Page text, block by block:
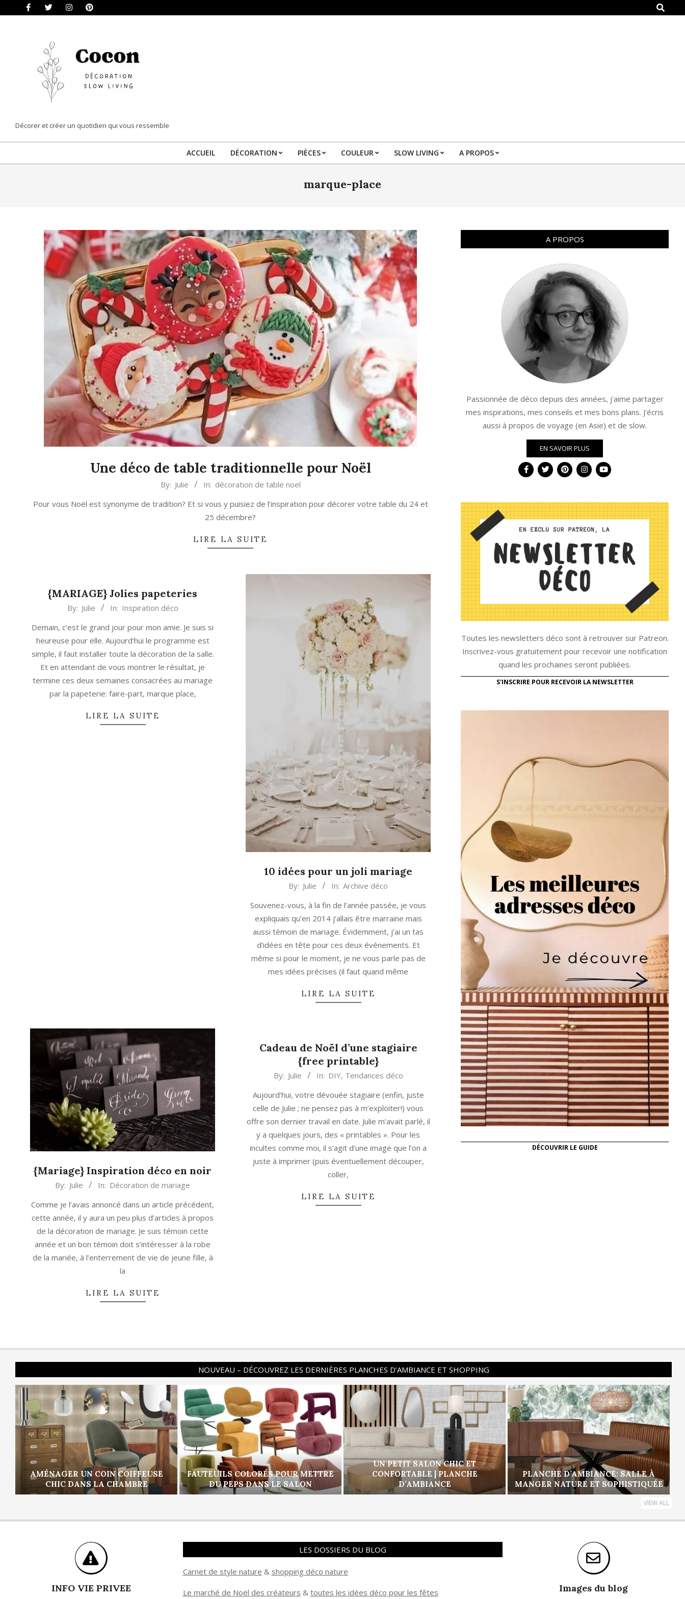
Search
COCON
|
DÉCORATION
Décorer et créer un quotidien qui vous ressemble
Primary
Menu
ACCUEIL DÉCORATION PIÈCES COULEUR SLOW LIVING A PROPOS
marque-place
Une déco de table traditionnelle pour Noël
26
By: Julie In: décoration de table noel
Pour vous Noël est synonyme de tradition? Et si vous y puisiez de l’inspiration pour décorer votre table du 24 et
25 décembre?
LIRE LA SUITE
{MARIAGE} Jolies papeteries
06
By: Julie In: Inspiration déco
Demain, c’est le grand jour pour mon amie. Je suis si
heureuse pour elle. Aujourd’hui le programme est
simple, il faut installer toute la décoration de la salle.
Et en attendant de vous montrer le résultat, je
termine ces deux semaines consacrées au mariage
par la papeterie: faire-part, marque place,
LIRE LA SUITE
10 idées pour un joli mariage
04
By: Julie In: Archive déco
Souvenez-vous, à la fin de l’année passée, je vous
expliquais qu’en 2014 j’allais être marraine mais
aussi témoin de mariage. Évidemment, j’ai un tas
d’idées en tête pour ces deux événements. Et
même si pour le moment, je ne vous parle pas de
mes idées précises (il faut quand même
LIRE LA SUITE
{Mariage} Inspiration déco en noir
10
By: Julie In: Décoration de mariage
Comme je l’avais annoncé dans un article précédent,
cette année, il y aura un peu plus d’articles à propos
de la décoration de mariage. Je suis témoin cette
année et un bon témoin doit s’intéresser à la robe
de la mariée, à l’enterrement de vie de jeune fille, à
la
LIRE LA SUITE
Cadeau de Noël d’une stagiaire
{free printable}
07
By: Julie In: DIY, Tendances déco
Aujourd’hui, votre dévouée stagiaire (enfin, juste
celle de Julie ; ne pensez pas à m’exploiter!) vous
offre son dernier travail en date. Julie m’avait parlé, il
y a quelques jours, des « printables ». Pour les
incultes comme moi, il s’agit d’une image que l’on a
juste à imprimer (puis éventuellement découper,
coller,
LIRE LA SUITE
A PROPOS
Passionnée de déco depuis des années, j'aime partager
mes inspirations, mes conseils et mes bons plans. J'écris
aussi à propos de voyage (en Asie) et de slow.
EN SAVOIR PLUS
Toutes les newsletters déco sont à retrouver sur Patreon.
Inscrivez-vous gratuitement pour recevoir une notification
quand les prochaines seront publiées.
S'INSCRIRE POUR RECEVOIR LA NEWSLETTER
DÉCOUVRIR LE GUIDE
NOUVEAU – DÉCOUVREZ LES DERNIÈRES PLANCHES D’AMBIANCE ET SHOPPING
AMÉNAGER UN COIN COIFFEUSE
CHIC DANS LA CHAMBRE
FAUTEUILS COLORÉS POUR METTRE
DU PEPS DANS LE SALON
UN PETIT SALON CHIC ET
CONFORTABLE | PLANCHE
D’AMBIANCE
PLANCHE D’AMBIANCE: SALLE À
MANGER NATURE ET SOPHISTIQUÉE
VIEW ALL
INFO VIE PRIVEE
LES DOSSIERS DU BLOG
Carnet de style nature & shopping déco nature
Le marché de Noël des créateurs & toutes les idées déco pour les fêtes Images du blog